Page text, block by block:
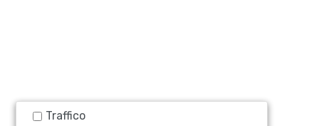
Traffico